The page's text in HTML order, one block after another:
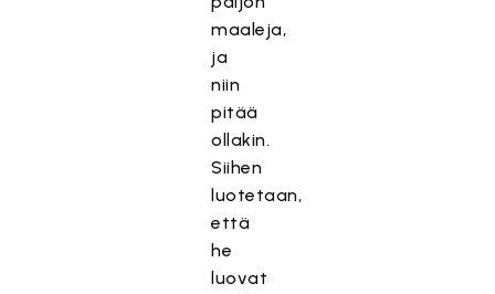
maaleja,
ja
niin
pitää
ollakin.
Siihen
luotetaan,
että
he
luovat